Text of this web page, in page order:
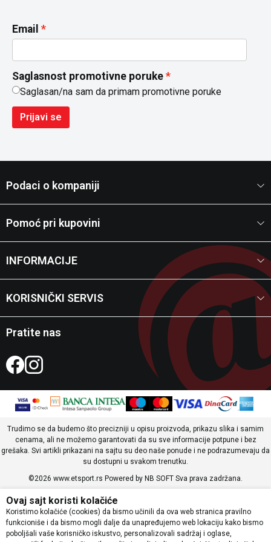
Email
Saglasnost promotivne poruke
Saglasan/na sam da primam promotivne poruke
Prijavi se
Podaci o kompaniji
Pomoć pri kupovini
INFORMACIJE
KORISNIČKI SERVIS
Pratite nas
Trudimo se da budemo što precizniji u opisu proizvoda, prikazu slika i samim
cenama, ali ne možemo garantovati da su sve informacije potpune i bez
grešaka. Svi artikli prikazani na sajtu su deo naše ponude i ne podrazumevaju da
su dostupni u svakom trenutku.
©2026 www.etsport.rs Powered by NB SOFT Sva prava zadržana.
Ovaj sajt koristi kolačiće
Koristimo kolačiće (cookies) da bismo učinili da ova web stranica pravilno
funkcioniše i da bismo mogli dalje da unapređujemo web lokaciju kako bismo
poboljšali vaše korisničko iskustvo, personalizovali sadržaj i oglase,